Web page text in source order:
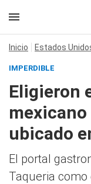
Inicio Estados
IMPERDIBLE
Eligieron
ubicado
El portal
Taqueria